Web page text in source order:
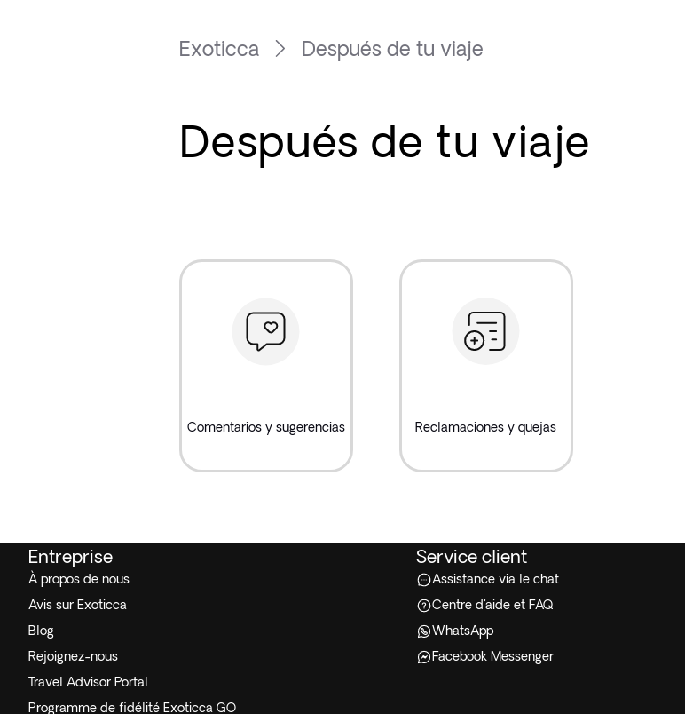
Exoticca Después de tu viaje
Después de tu viaje
Comentarios y sugerencias Reclamaciones y quejas